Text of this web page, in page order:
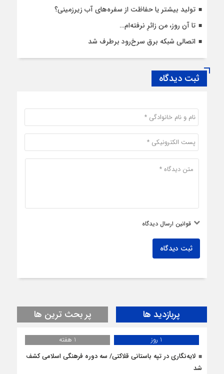
تولید بیشتر یا حفاظت از سفره‌های آب زیرزمینی؟
تا آن روز، من زائرِ نرفته‌ام…
اتصالی شبکه برق سرخ‌رود برطرف شد
ثبت دیدگاه
قوانین ارسال دیدگاه
ثبت دیدگاه
پربازدید ها پر بحث ترین ها
1 روز
1 هفته
لایه‌نگاری در تپه باستانی قلاکتی/ سه دوره فرهنگی اسلامی کشف
شد